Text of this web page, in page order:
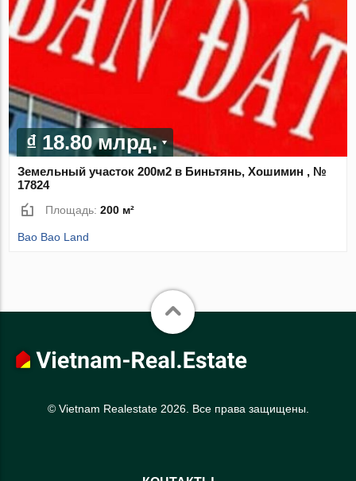
₫ 18.80 млрд.
Земельный участок 200м2 в Биньтянь, Хошимин , №
17824
Площадь:200 м²
Bao Bao Land
© Vietnam Realestate 2026. Все права защищены.